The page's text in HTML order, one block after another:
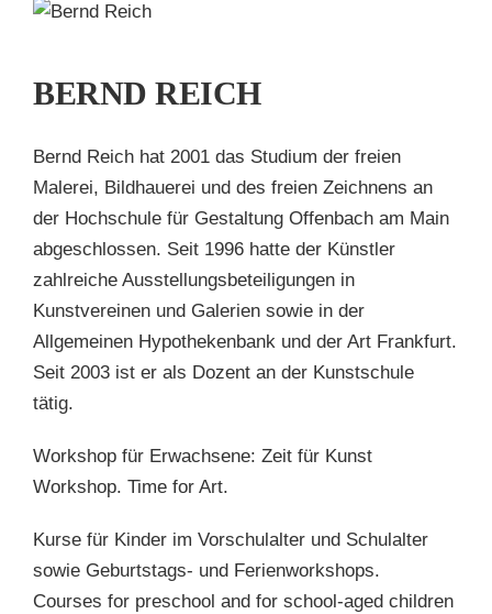
BERND REICH
Bernd Reich hat 2001 das Studium der freien
Malerei, Bildhauerei und des freien Zeichnens an
der Hochschule für Gestaltung Offenbach am Main
abgeschlossen. Seit 1996 hatte der Künstler
zahlreiche Ausstellungsbeteiligungen in
Kunstvereinen und Galerien sowie in der
Allgemeinen Hypothekenbank und der Art Frankfurt.
Seit 2003 ist er als Dozent an der Kunstschule
tätig.
Workshop für Erwachsene: Zeit für Kunst
Workshop. Time for Art.
Kurse für Kinder im Vorschulalter und Schulalter
sowie Geburtstags- und Ferienworkshops.
Courses for preschool and for school-aged children